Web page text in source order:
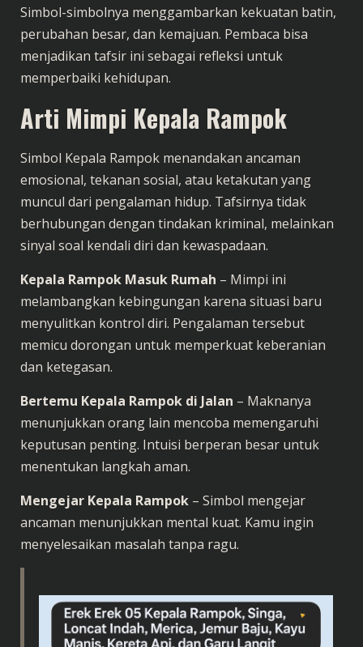
Simbol-simbolnya menggambarkan kekuatan batin,
perubahan besar, dan kemajuan. Pembaca bisa
menjadikan tafsir ini sebagai refleksi untuk
memperbaiki kehidupan.
Arti Mimpi Kepala Rampok
Simbol Kepala Rampok menandakan ancaman
emosional, tekanan sosial, atau ketakutan yang
muncul dari pengalaman hidup. Tafsirnya tidak
berhubungan dengan tindakan kriminal, melainkan
sinyal soal kendali diri dan kewaspadaan.
Kepala Rampok Masuk Rumah – Mimpi ini
melambangkan kebingungan karena situasi baru
menyulitkan kontrol diri. Pengalaman tersebut
memicu dorongan untuk memperkuat keberanian
dan ketegasan.
Bertemu Kepala Rampok di Jalan – Maknanya
menunjukkan orang lain mencoba memengaruhi
keputusan penting. Intuisi berperan besar untuk
menentukan langkah aman.
Mengejar Kepala Rampok – Simbol mengejar
ancaman menunjukkan mental kuat. Kamu ingin
menyelesaikan masalah tanpa ragu.